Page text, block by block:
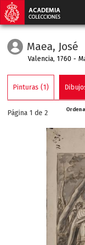
Maea, José
Valencia, 1760 -
Pinturas (1)
Página 1 de 2